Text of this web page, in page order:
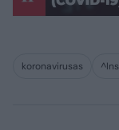
koronavirusas